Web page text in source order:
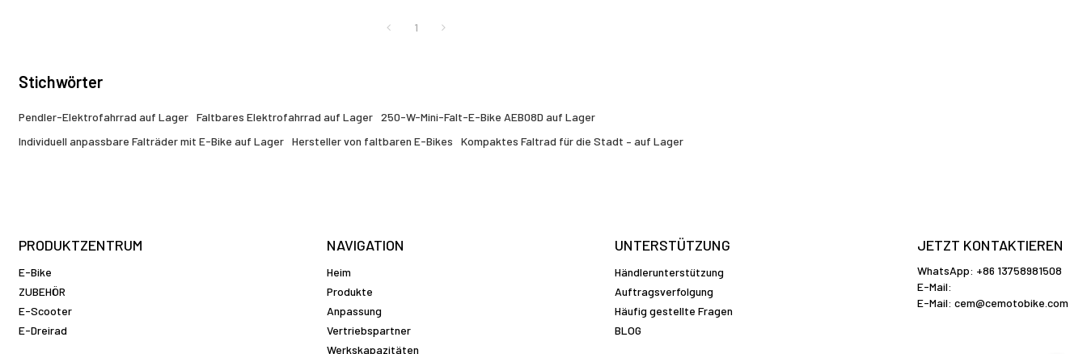
1
Stichwörter
Pendler-Elektrofahrrad auf Lager Faltbares Elektrofahrrad auf Lager
250-W-Mini-Falt-E-Bike AEB08D auf Lager
Individuell anpassbare Falträder mit E-Bike auf Lager
Hersteller von faltbaren E-Bikes Kompaktes Faltrad für die Stadt – auf Lager
PRODUKTZENTRUM
E-Bike
ZUBEHÖR
E-Scooter
E-Dreirad
NAVIGATION
Heim
Produkte
Anpassung
Vertriebspartner
Werkskapazitäten
UNTERSTÜTZUNG
Händlerunterstützung
Auftragsverfolgung
Häufig gestellte Fragen
BLOG
JETZT KONTAKTIEREN
WhatsApp: +86 13758981508
E-Mail:
E-Mail: cem@cemotobike.com